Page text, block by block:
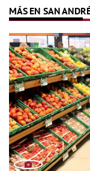
MÁS EN SAN